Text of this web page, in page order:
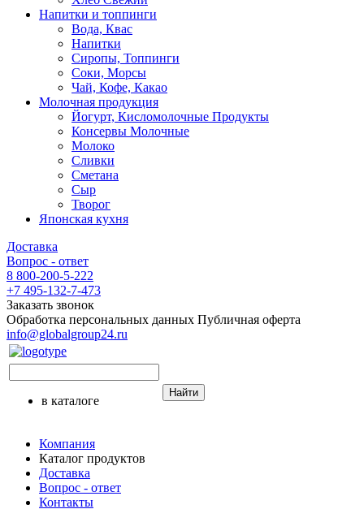
Напитки и топпинги
Вода, Квас
Напитки
Сиропы, Топпинги
Соки, Морсы
Чай, Кофе, Какао
Молочная продукция
Йогурт, Кисломолочные Продукты
Консервы Молочные
Молоко
Сливки
Сметана
Сыр
Творог
Японская кухня
Доставка
Вопрос - ответ
8 800-200-5-222
+7 495-132-7-473
Заказать звонок
Обработка персональных данных Публичная оферта
info@globalgroup24.ru
в каталоге
Найти
Компания
Каталог продуктов
Доставка
Вопрос - ответ
Контакты